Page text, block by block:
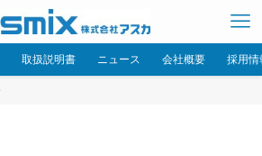
取扱説明書 ニュース 会社概要 採用情